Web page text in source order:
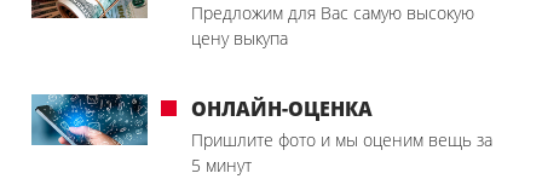
Предложим для Вас самую высокую
цену выкупа
ОНЛАЙН-ОЦЕНКА
Пришлите фото и мы оценим вещь за
5 минут